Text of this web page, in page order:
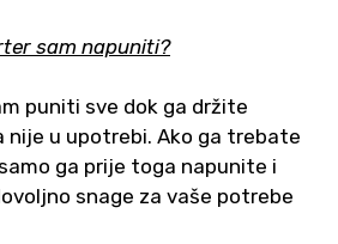
sam napuniti?
puniti sve dok ga držite
nije u upotrebi. Ako ga trebate
ga prije toga napunite i
snage za vaše potrebe